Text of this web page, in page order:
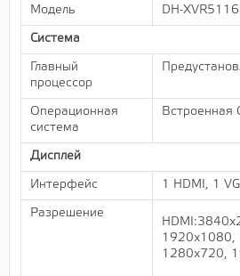
Модель DH-
Система
Главный
процессор
Операционная
система
Встроенная
Дисплей
Интерфейс 1 HDMI, 1
Разрешение
1920х1080,
1280х720,